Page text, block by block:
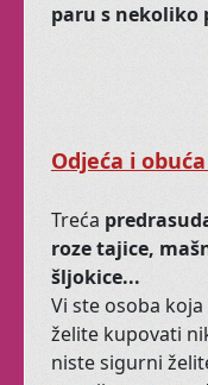
paru s nekoliko
Odjeća i obuća
Treća
roze tajice,
šljokice...
Vi ste osoba
želite kupovati
niste sigurni